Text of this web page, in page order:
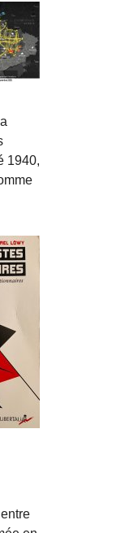
1940,